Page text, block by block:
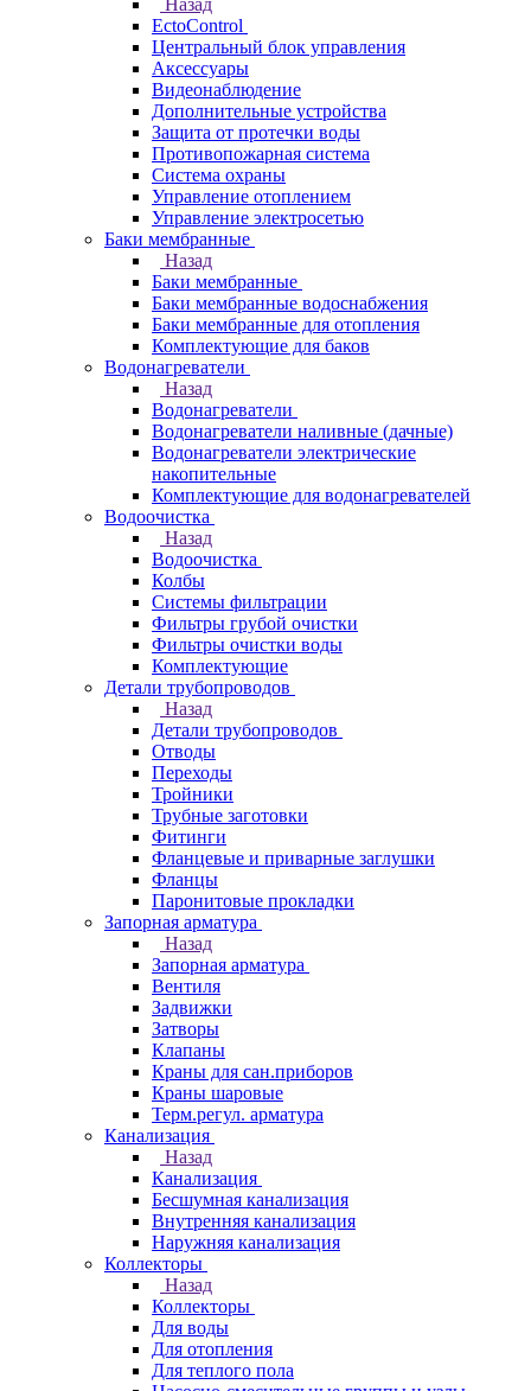
Назад
EctoControl
Центральный блок управления
Аксессуары
Видеонаблюдение
Дополнительные устройства
Защита от протечки воды
Противопожарная система
Система охраны
Управление отоплением
Управление электросетью
Баки мембранные
Назад
Баки мембранные
Баки мембранные водоснабжения
Баки мембранные для отопления
Комплектующие для баков
Водонагреватели
Назад
Водонагреватели
Водонагреватели наливные (дачные)
Водонагреватели электрические
накопительные
Комплектующие для водонагревателей
Водоочистка
Назад
Водоочистка
Колбы
Системы фильтрации
Фильтры грубой очистки
Фильтры очистки воды
Комплектующие
Детали трубопроводов
Назад
Детали трубопроводов
Отводы
Переходы
Тройники
Трубные заготовки
Фитинги
Фланцевые и приварные заглушки
Фланцы
Паронитовые прокладки
Запорная арматура
Назад
Запорная арматура
Вентиля
Задвижки
Затворы
Клапаны
Краны для сан.приборов
Краны шаровые
Терм.регул. арматура
Канализация
Назад
Канализация
Бесшумная канализация
Внутренняя канализация
Наружняя канализация
Коллекторы
Назад
Коллекторы
Для воды
Для отопления
Для теплого пола